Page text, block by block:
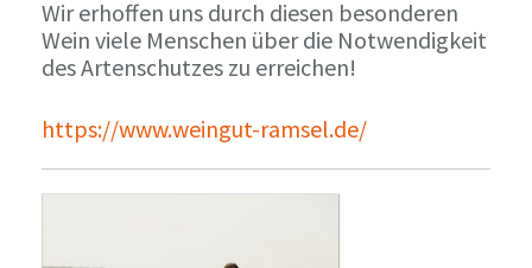
Wir erhoffen uns durch diesen besonderen
Wein viele Menschen über die Notwendigkeit
des Artenschutzes zu erreichen!
https://www.weingut-ramsel.de/